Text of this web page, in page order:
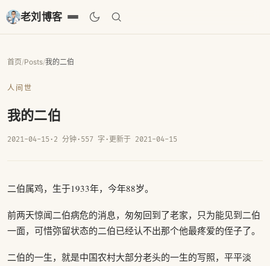
老刘博客
首页/Posts/我的二伯
人间世
我的二伯
2021-04-15· 2 分钟· 557 字 · 更新于 2021-04-15
二伯属鸡，生于1933年，今年88岁。
前两天惊闻二伯病危的消息，匆匆回到了老家，只为能见到二伯
一面，可惜弥留状态的二伯已经认不出那个他最疼爱的侄子了。
二伯的一生，就是中国农村大部分老头的一生的写照，平平淡